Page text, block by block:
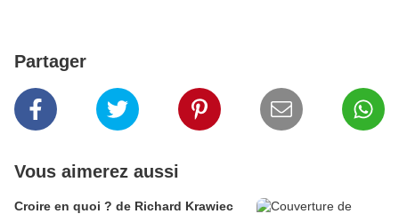
Partager
Vous aimerez aussi
Croire en quoi ? de Richard Krawiec